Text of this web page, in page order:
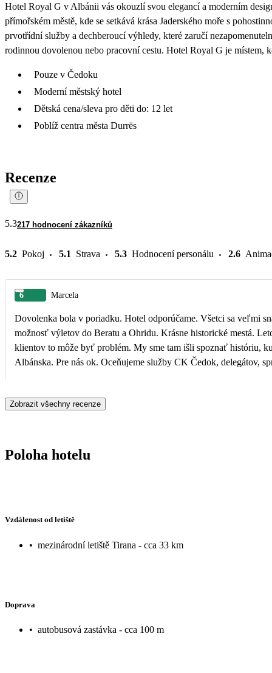
Hotel Royal G v Albánii vás okouzlí svou elegancí a moderním
přímořském městě, kde se setkává krása Jaderského moře s
prvotřídní služby a dechberoucí výhledy, které zaručí
rodinnou dovolenou nebo pracovní cestu. Hotel Royal G je místem,
Pouze v Čedoku
Moderní městský hotel
Dětská cena/sleva pro děti do: 12 let
Poblíž centra města Durrës
Recenze
5.3217 hodnocení zákazníků
5.2 Pokoj 5.1 Strava 5.3 Hodnocení personálu 2.6
6 Marcela
Dovolenka bola v poriadku. Hotel odporúčame. Všetci sa veľmi
možnosť výletov do Beratu a Ohridu. Krásne historické mestá.
klientov to môže byť problém. My sme tam išli spoznať históriu,
Albánska. Pre nás ok. Oceňujeme služby CK Čedok, delegátov,
Zobrazit všechny recenze
Poloha hotelu
Vzdálenost od letiště
• mezinárodní letiště Tirana - cca 33 km
Doprava
• autobusová zastávka - cca 100 m